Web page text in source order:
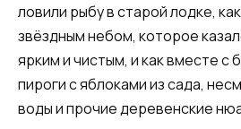
ловили рыбу в старой лодке,
звёздным небом, которое
ярким и чистым, и как вместе с
пироги с яблоками из сада,
воды и прочие деревенские